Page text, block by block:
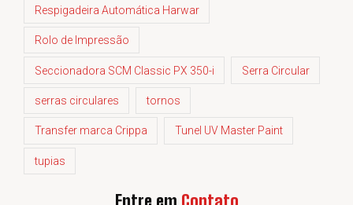
Respigadeira Automática Harwar
Rolo de Impressão
Seccionadora SCM Classic PX 350-i Serra Circular
serras circulares tornos
Transfer marca Crippa Tunel UV Master Paint
tupias
Entre em Contato